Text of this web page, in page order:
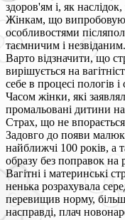
здоров'ям і, як
Жінкам, що
особливостями
таємничим і незвіданим.
Варто відзначити, що
вирішується на
себе в процесі пологів
Часом жінки, які
промальовані дитини на
Страх, що не
Задовго до появи
найближчі 100 років, а
образу без поправок на
Вагітні і материнські
ненька розрахувала
перевищив норму,
насправді, плач